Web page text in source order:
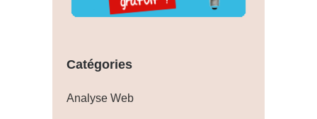
Catégories
Analyse Web